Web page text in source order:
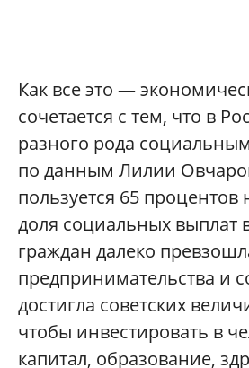
Как все это —
сочетается с тем, что в
разного рода
по данным Лилии
пользуется 65 процентов
доля социальных выплат
граждан далеко
предпринимательства и
достигла советских
чтобы инвестировать в
капитал, образование,